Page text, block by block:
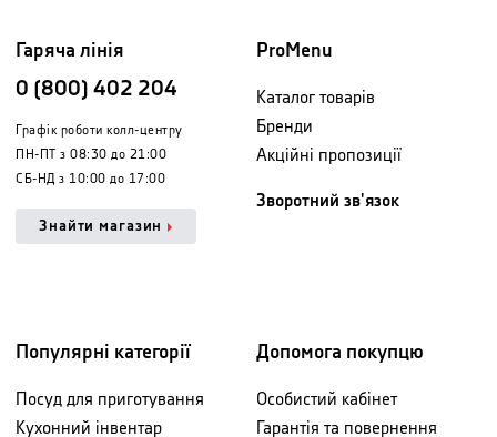
Гаряча лінія
0 (800) 402 204
Графік роботи колл-центру
ПН-ПТ з 08:30 до 21:00
СБ-НД з 10:00 до 17:00
Знайти магазин
ProMenu
Каталог товарів
Бренди
Акційні пропозиції
Зворотний зв'язок
Популярні категорії
Посуд для приготування
Кухонний інвентар
Допомога покупцю
Особистий кабінет
Гарантія та повернення